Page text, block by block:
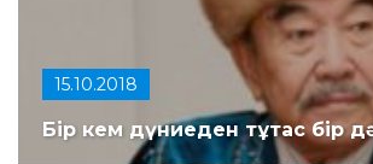
15.10.2018
Бір кем дүниеден тұтас бір